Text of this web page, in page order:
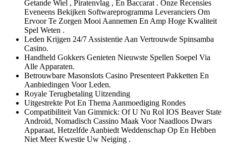
Getande Wiel , Piratenvlag , En Baccarat . Onze Recensies
Eveneens Bekijken Softwareprogramma Leveranciers Om
Ervoor Te Zorgen Mooi Aannemen En Amp Hoge Kwaliteit
Spel Weten .
Leden Krijgen 24/7 Assistentie Aan Vertrouwde Spinsamba
Casino.
Handheld Gokkers Genieten Nieuwste Spellen Soepel Via
Alle Apparaten.
Betrouwbare Masonslots Casino Presenteert Pakketten En
Aanbiedingen Voor Leden.
Royale Terugbetaling Uitzending
Uitgestrekte Pot En Thema Aanmoediging Rondes
Compatibiliteit Van Gimmick: Of U Nu Rol IOS Beaver State
Android, Nomadisch Cassino Maak Voor Naadloos Dwars
Apparaat, Hetzelfde Aanbiedt Weddenschap Op En Hebben
Niet Meer Kwestie Uw Neiging .